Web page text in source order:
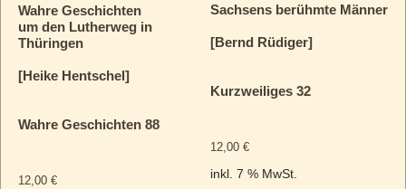
Wahre Geschichten
um den Lutherweg in
Thüringen
[Heike Hentschel]
Wahre Geschichten 88
12,00 €
Sachsens berühmte Männer
[Bernd Rüdiger]
Kurzweiliges 32
12,00€
inkl. 7 % MwSt.